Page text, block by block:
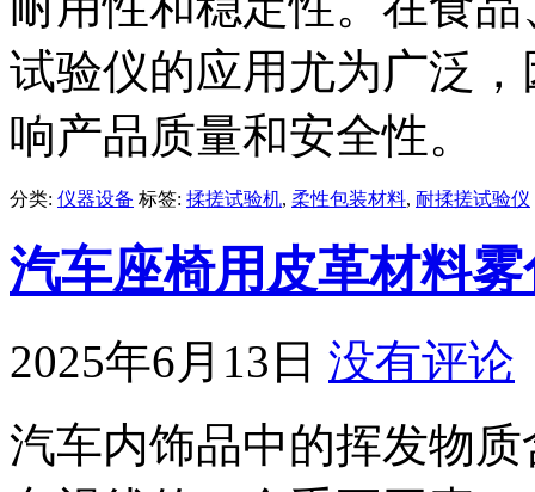
试验仪的应用尤为广泛
响产品质量和安全性。
分类: 仪器设备 标签: 揉搓试验机, 柔性包装材料, 耐揉搓试验仪
汽车座椅用皮革材料
2025年6月13日 没有评论
汽车内饰品中的挥发物